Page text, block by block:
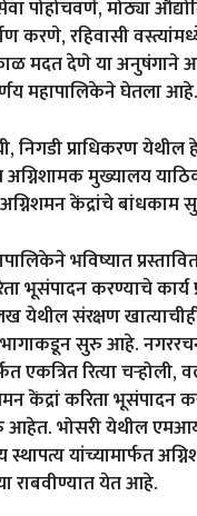
पोहोचवणे,मोठ्या
करणे,रहिवासी
मदत देणे या अनुषंगाने
महापालिकेने घेतला आहे.
,निगडी प्राधिकरण येथील
अग्निशामक मुख्यालय
अग्निशमन केंद्रांचे
भविष्यात
भूसंपादन करण्याचे
येथील संरक्षण
सुरु आहे.
एकत्रित रित्या चऱ्होली,
केंद्रां करिता
आहेत. भोसरी येथील
स्थापत्य यांच्यामार्फत
राबवीण्यात येत आहे.